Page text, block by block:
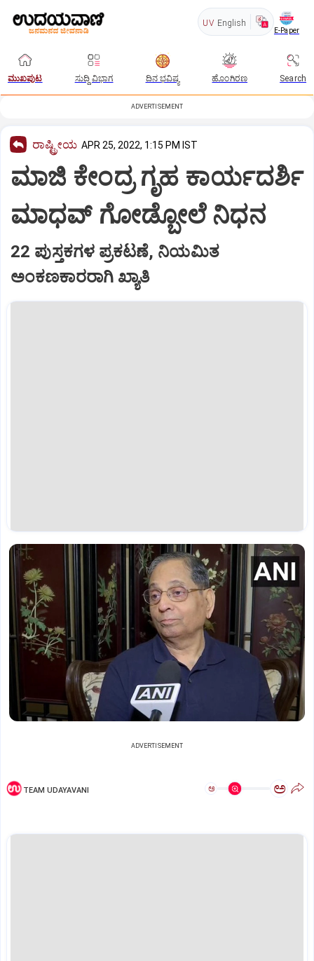
UV English
E-Paper
ಮುಖಪುಟ ಸುದ್ದಿ ವಿಭಾಗ ದಿನ ಭವಿಷ್ಯ ಹೊಂಗಿರಣ Search
ADVERTISEMENT
ರಾಷ್ಟ್ರೀಯ APR 25, 2022, 1:15 PM IST
ಮಾಜಿ ಕೇಂದ್ರ ಗೃಹ ಕಾರ್ಯದರ್ಶಿ
ಮಾಧವ್ ಗೋಡ್ಬೋಲೆ ನಿಧನ
22 ಪುಸ್ತಕಗಳ ಪ್ರಕಟಣೆ, ನಿಯಮಿತ
ಅಂಕಣಕಾರರಾಗಿ ಖ್ಯಾತಿ
ADVERTISEMENT
TEAM UDAYAVANI ಅ ಅ